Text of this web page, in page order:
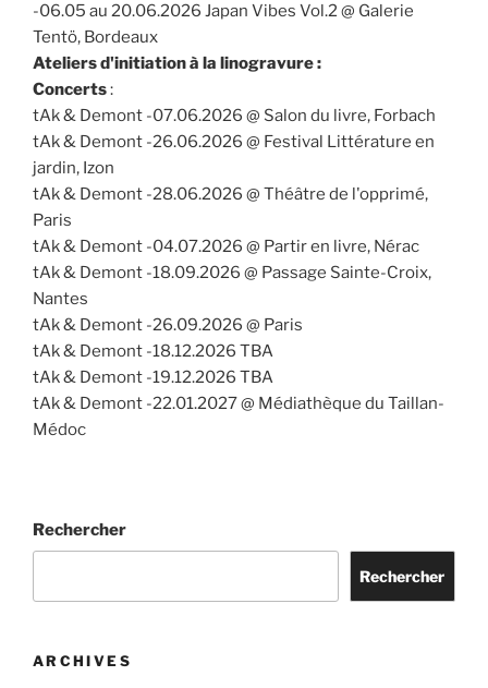
-06.05 au 20.06.2026 Japan Vibes Vol.2 @ Galerie
Tentö, Bordeaux
Ateliers d'initiation à la linogravure :
Concerts:
tAk & Demont -07.06.2026 @ Salon du livre, Forbach
tAk & Demont -26.06.2026 @ Festival Littérature en
jardin, Izon
tAk & Demont -28.06.2026 @ Théâtre de l'opprimé,
Paris
tAk & Demont -04.07.2026 @ Partir en livre, Nérac
tAk & Demont -18.09.2026 @ Passage Sainte-Croix,
Nantes
tAk & Demont -26.09.2026 @ Paris
tAk & Demont -18.12.2026 TBA
tAk & Demont -19.12.2026 TBA
tAk & Demont -22.01.2027 @ Médiathèque du Taillan-
Médoc
Rechercher
Rechercher
ARCHIVES